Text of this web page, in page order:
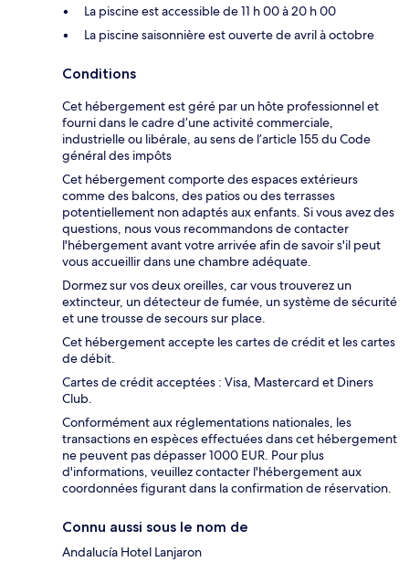
La piscine est accessible de 11 h 00 à 20 h 00
La piscine saisonnière est ouverte de avril à octobre
Conditions
Cet hébergement est géré par un hôte professionnel et
fourni dans le cadre d’une activité commerciale,
industrielle ou libérale, au sens de l’article 155 du Code
général des impôts
Cet hébergement comporte des espaces extérieurs
comme des balcons, des patios ou des terrasses
potentiellement non adaptés aux enfants. Si vous avez des
questions, nous vous recommandons de contacter
l'hébergement avant votre arrivée afin de savoir s'il peut
vous accueillir dans une chambre adéquate.
Dormez sur vos deux oreilles, car vous trouverez un
extincteur, un détecteur de fumée, un système de sécurité
et une trousse de secours sur place.
Cet hébergement accepte les cartes de crédit et les cartes
de débit.
Cartes de crédit acceptées : Visa, Mastercard et Diners
Club.
Conformément aux réglementations nationales, les
transactions en espèces effectuées dans cet hébergement
ne peuvent pas dépasser 1000 EUR. Pour plus
d'informations, veuillez contacter l'hébergement aux
coordonnées figurant dans la confirmation de réservation.
Connu aussi sous le nom de
Andalucía Hotel Lanjaron